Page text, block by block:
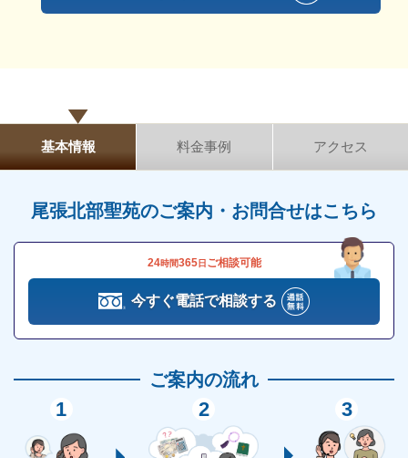
尾張北部聖苑では「家族葬」を執り行えます。
儀礼的な弔問を受ける必要がないため、身内だけで故
人とのお別れの時間をゆっくり過ごせます。
したがって、家族葬は、一般的な葬儀を小規模かつ費
しかった方とのみ、ゆっくり故人をお見送りしたい方
におすすめです。
あるいは、故人が高齢だったため、参列が少ないとい
った場合にも適する葬儀形態です。
尾張北部聖苑は、火葬設備と式場が併設された斎場で
す。
尾張北部聖苑では
「直葬・火葬式」を執り行えます。
基本情報 料金事例 アクセス
尾張北部聖苑のご案内・お問合せはこちら
24時間365日 ご相談可能
今すぐ電話で相談する
ご案内の流れ
1 2 3